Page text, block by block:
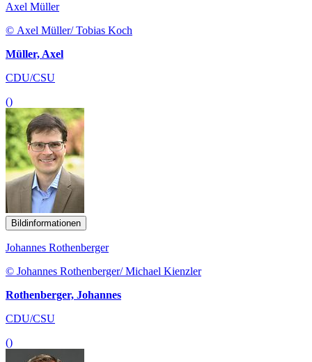
Axel Müller
© Axel Müller/ Tobias Koch
Müller, Axel
CDU/CSU
()
Bildinformationen
Johannes Rothenberger
© Johannes Rothenberger/ Michael Kienzler
Rothenberger, Johannes
CDU/CSU
()